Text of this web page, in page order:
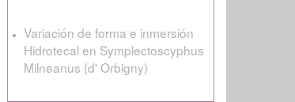
Variación de forma e inmersión
Hidrotecal en Symplectoscyphus
Milneanus (d' Orbigny)